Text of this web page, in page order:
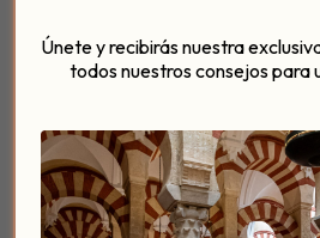
queremos trasladar a nuestros
esta línea de AOVEs nos
Porque estánelaborados
extractos ni productos
Porquemantienen el carácter
beneficiosas de los zumos de
Únete y recibirás nuestra
todos nuestros consejos para